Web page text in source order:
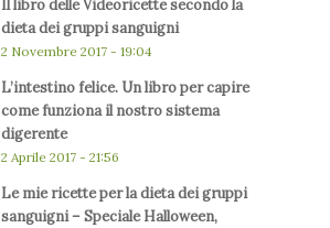
Il libro delle Videoricette secondo la
dieta dei gruppi sanguigni
2 Novembre 2017 - 19:04
L’intestino felice. Un libro per capire
come funziona il nostro sistema
digerente
2 Aprile 2017 - 21:56
Le mie ricette per la dieta dei gruppi
sanguigni – Speciale Halloween,